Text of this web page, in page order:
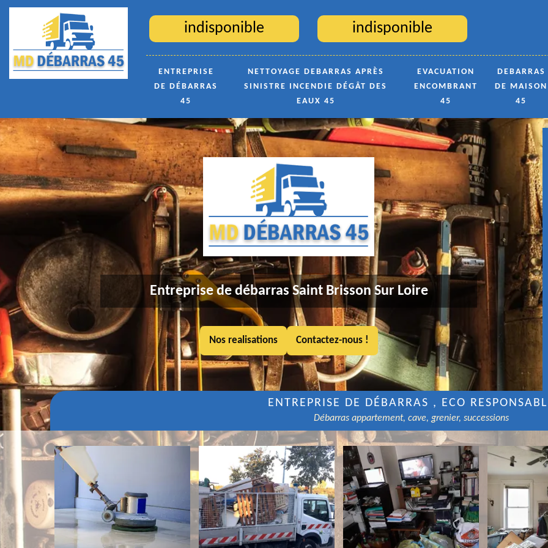
indisponible indisponible
ENTREPRISE
DE DÉBARRAS
45
NETTOYAGE DEBARRAS APRÈS
SINISTRE INCENDIE DÉGÂT DES
EAUX 45
EVACUATION
ENCOMBRANT
45
DEBARRAS
DE MAISON
45
Entreprise de débarras Saint Brisson Sur Loire
Nos realisations Contactez-nous !
ENTREPRISE DE DÉBARRAS , ECO
Débarras appartement, cave, grenier, successions